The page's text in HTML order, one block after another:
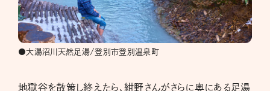
●大湯沼川天然足湯/登別市登別温泉町
地獄谷を散策し終えたら、紺野さんがさらに奥にある足湯